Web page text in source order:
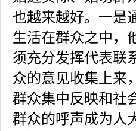
也越来越好。一是
生活在群众之中，
须充分发挥代表联
众的意见收集上来
群众集中反映和社
群众的呼声成为人